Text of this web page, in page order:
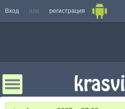
Вход или регистрация